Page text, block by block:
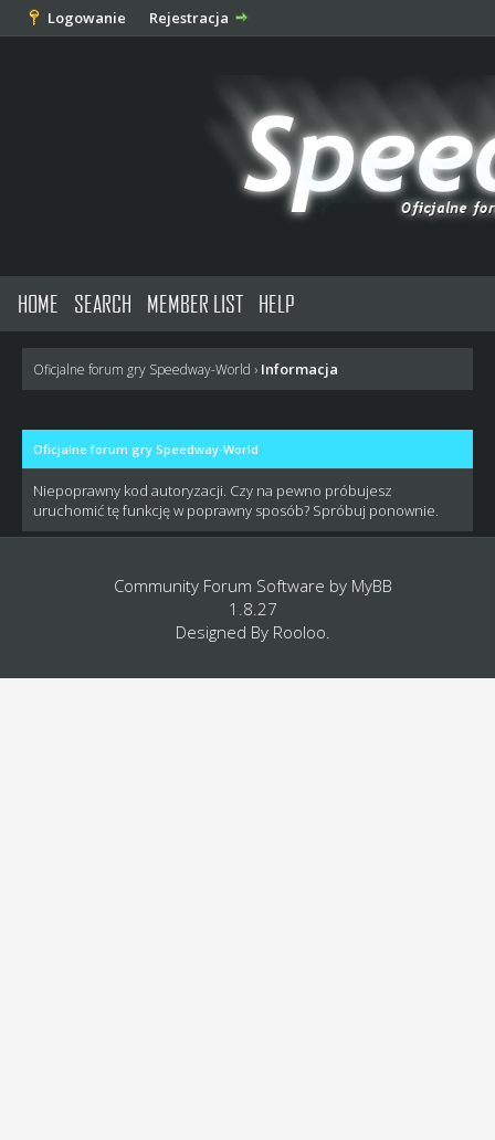
Logowanie Rejestracja
HOME SEARCH MEMBER LIST HELP
Oficjalne forum gry Speedway-World › Informacja
Oficjalne forum gry Speedway-World
Niepoprawny kod autoryzacji. Czy na pewno próbujesz
uruchomić tę funkcję w poprawny sposób? Spróbuj ponownie.
Community Forum Software by MyBB
1.8.27
Designed By Rooloo.